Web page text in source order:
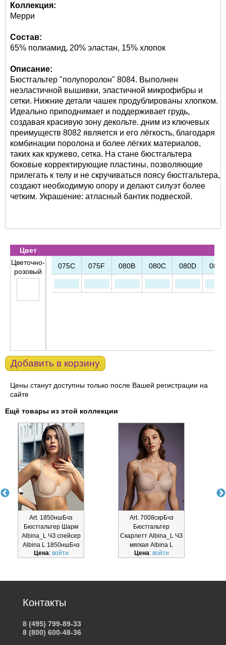
Коллекция:
Мерри
Состав:
65% полиамид, 20% эластан, 15% хлопок
Описание:
Бюстгальтер "полупоролон" 8084. Выполнен
неэластичной вышивки, эластичной микрофибры и
сетки. Нижние детали чашек продублированы хлопком.
Идеально приподнимает и поддерживает грудь,
создавая красивую зону декольте. дним из ключевых
преимуществ 8082 является и его лёгкость, благодаря
комбинации поролона и более лёгких материалов,
таких как кружево, сетка. На стане бюстгальтера
боковые корректирующие пластины, позволяющие
прилегать к телу и не скручиваться поясу бюстгальтера,
создают необходимую опору и делают силуэт более
четким. Украшение: атласный бантик подвеской.
Цвет
Цветочно-
розовый
075C 075F 080B 080C 080D 080E
Добавить в корзину
Цены станут доступны только после Вашей регистрации на
сайте
Ещё товары из этой коллекции
Art. 1850ншБчз
Бюстгальтер Шарм
Albina_L ЧЗ спейсер
Albina L 1850ншБчз
Цена: войти
Art. 7008скрБчз
Бюстгальтер
Скарлетт Albina_L ЧЗ
мягкая Albina L
7008скрБч
Цена: войти
Контакты
8 (495) 799-89-33
8 (800) 600-48-36